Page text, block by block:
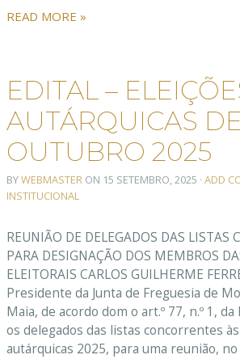
READ MORE »
EDITAL –
AUTÁRQUICAS
OUTUBRO 2025
BYWEBMASTER ON 15 SETEMBRO, 2025 · ADD
INSTITUCIONAL
REUNIÃO DE DELEGADOS DAS LISTAS
PARA DESIGNAÇÃO DOS MEMBROS
ELEITORAIS CARLOS GUILHERME
Presidente da Junta de Freguesia de
Maia, de acordo dom o art.º 77, n.º 1,
os delegados das listas concorrentes
autárquicas 2025, para uma reunião,